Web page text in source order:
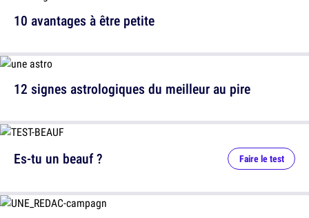
10 avantages à être petite
12 signes astrologiques du meilleur au pire
Es-tu un beauf ? Faire le test